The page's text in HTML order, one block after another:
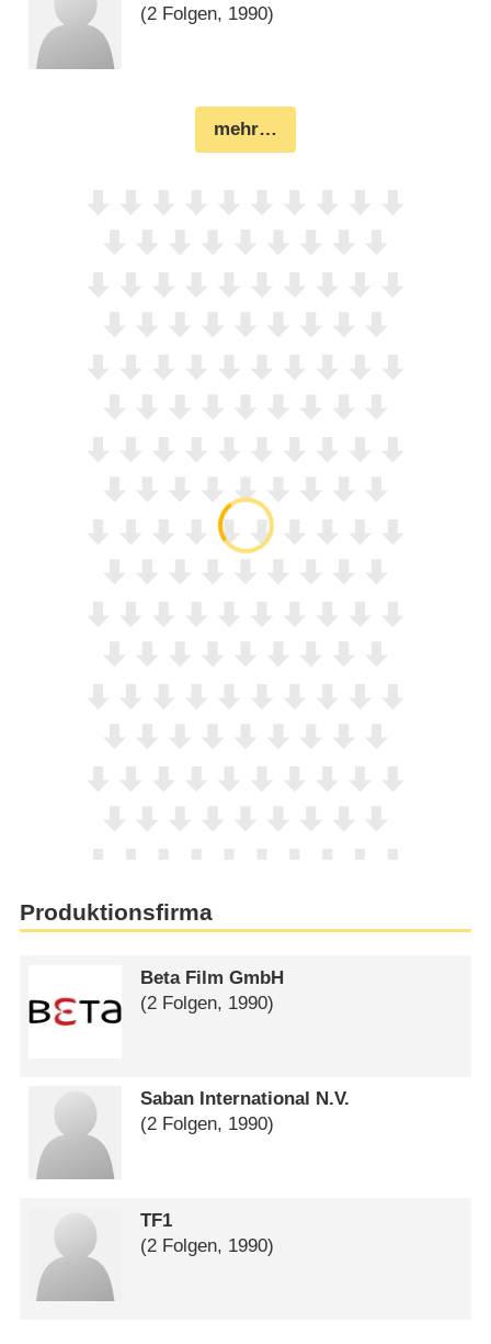
(2 Folgen, 1990)
mehr…
Produktionsfirma
Beta Film GmbH
(2 Folgen, 1990)
Saban International N.V.
(2 Folgen, 1990)
TF1
(2 Folgen, 1990)